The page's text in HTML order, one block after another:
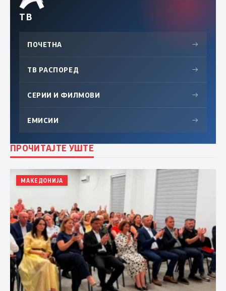
ТВ
ПОЧЕТНА →
ТВ РАСПОРЕД →
СЕРИИ И ФИЛМОВИ →
ЕМИСИИ →
ПРОЧИТАЈТЕ УШТЕ
МАКЕДОНИЈА